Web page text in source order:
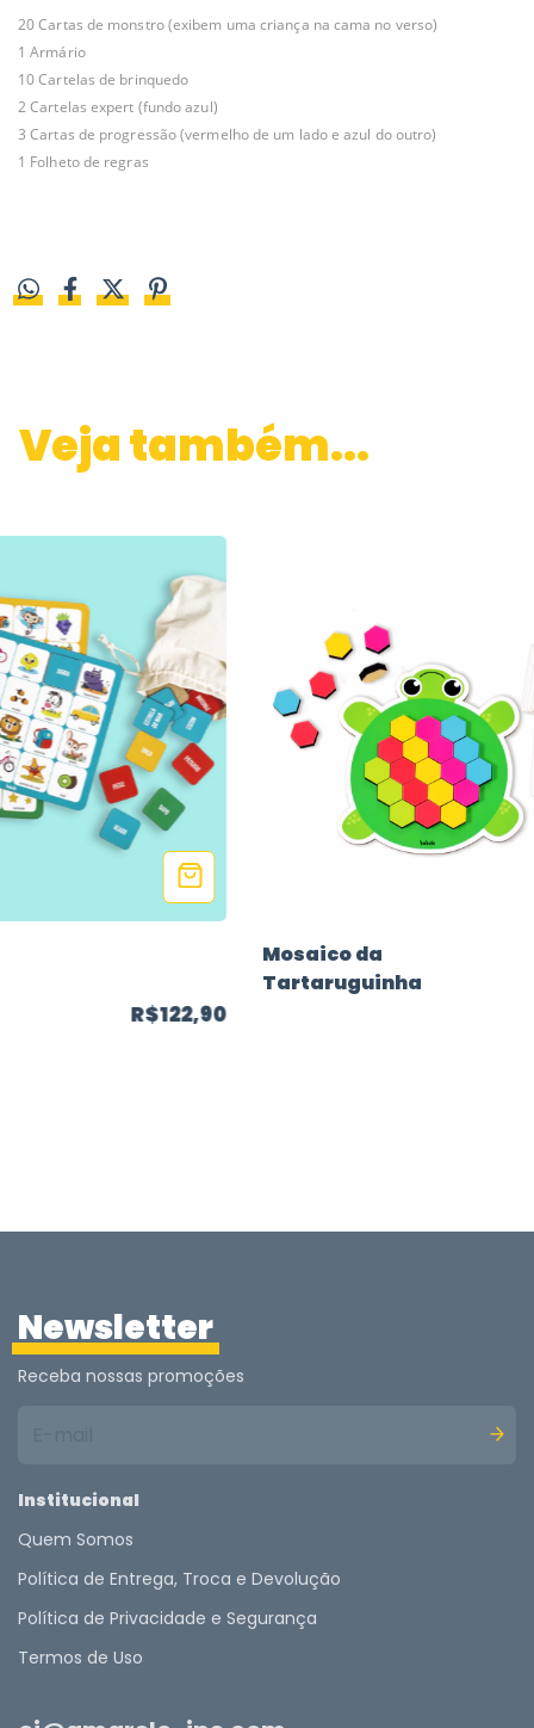
20 Cartas de monstro (exibem uma criança na cama no verso)
1 Armário
10 Cartelas de brinquedo
2 Cartelas expert (fundo azul)
3 Cartas de progressão (vermelho de um lado e azul do outro)
1 Folheto de regras
Veja também...
R$122,90
Mosaico da
Tartaruguinha
Newsletter
Receba nossas promoções
Institucional
Quem Somos
Política de Entrega, Troca e Devolução
Política de Privacidade e Segurança
Termos de Uso